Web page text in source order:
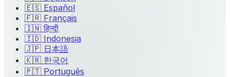
🇪🇸 Español
🇫🇷 Français
🇮🇳 हिन्दी
🇮🇩 Indonesia
🇯🇵 日本語
🇰🇷 한국어
🇵🇹 Português